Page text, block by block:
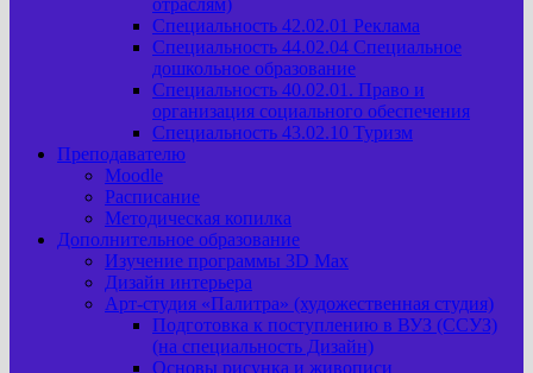
отраслям)
Специальность 42.02.01 Реклама
Специальность 44.02.04 Специальное
дошкольное образование
Специальность 40.02.01. Право и
организация социального обеспечения
Специальность 43.02.10 Туризм
Преподавателю
Moodle
Расписание
Методическая копилка
Дополнительное образование
Изучение программы 3D Max
Дизайн интерьера
Арт-cтудия «Палитра» (художественная студия)
Подготовка к поступлению в ВУЗ (ССУЗ)
(на специальность Дизайн)
Основы рисунка и живописи